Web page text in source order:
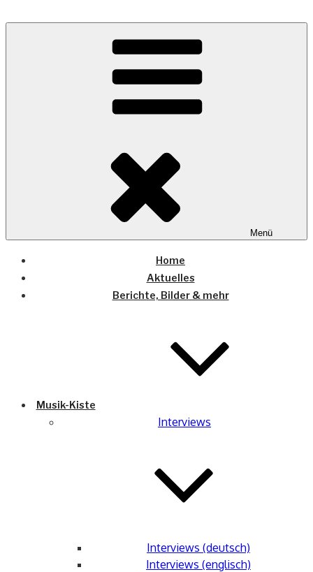
COUNTRYHOME
Wo die (Country-) Musik Zuhause ist
Menü
Home
Aktuelles
Berichte, Bilder & mehr
Musik-Kiste
Interviews
Interviews (deutsch)
Interviews (englisch)